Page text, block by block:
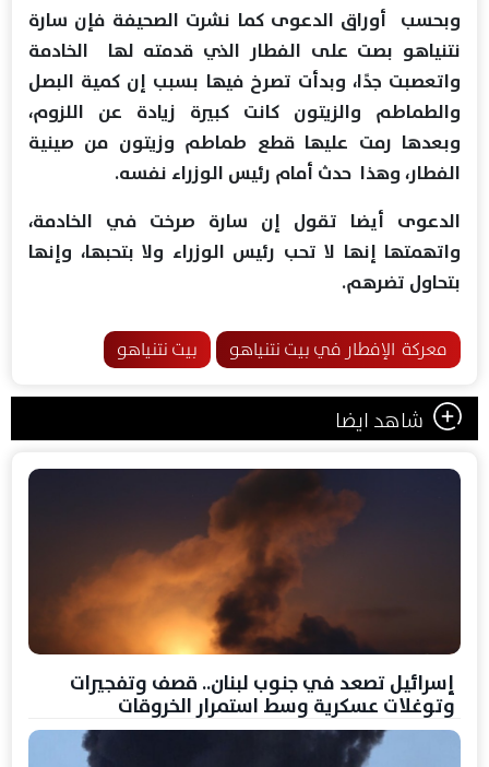
وبحسب أوراق الدعوى كما نشرت الصحيفة فإن سارة
نتنياهو بصت على الفطار الذي قدمته لها الخادمة
واتعصبت جدًا، وبدأت تصرخ فيها بسبب إن كمية البصل
والطماطم والزيتون كانت كبيرة زيادة عن اللزوم،
وبعدها رمت عليها قطع طماطم وزيتون من صينية
الفطار، وهذا حدث أمام رئيس الوزراء نفسه.
الدعوى أيضا تقول إن سارة صرخت في الخادمة،
واتهمتها إنها لا تحب رئيس الوزراء ولا بتحبها، وإنها
بتحاول تضرهم.
معركة الإفطار في بيت نتنياهو بيت نتنياهو
شاهد ايضا
إسرائيل تصعد في جنوب لبنان.. قصف وتفجيرات
وتوغلات عسكرية وسط استمرار الخروقات